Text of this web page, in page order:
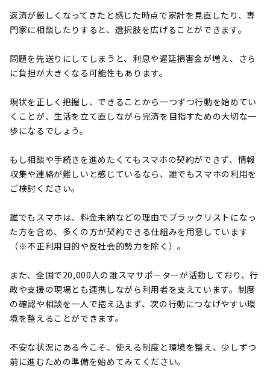
返済が厳しくなってきたと感じた時点で家計を見直したり、専
門家に相談したりすると、選択肢を広げることができます。
問題を先送りにしてしまうと、利息や遅延損害金が増え、さら
に負担が大きくなる可能性もあります。
現状を正しく把握し、できることから一つずつ行動を始めてい
くことが、生活を立て直しながら完済を目指すための大切な一
歩になるでしょう。
もし相談や手続きを進めたくてもスマホの契約ができず、情報
収集や連絡が難しいと感じているなら、誰でもスマホの利用を
ご検討ください。
誰でもスマホは、料金未納などの理由でブラックリストになっ
た方を含め、多くの方が契約できる仕組みを用意しています
（※不正利用目的や反社会的勢力を除く）。
また、全国で20,000人の誰スマサポーターが活動しており、行
政や支援の現場とも連携しながら利用者を支えています。制度
の確認や相談を一人で抱え込まず、次の行動につなげやすい環
境を整えることができます。
不安な状況にある今こそ、使える制度と環境を整え、少しずつ
前に進むための準備を始めてみてください。